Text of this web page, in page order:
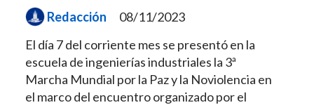
El día 7 del corriente mes se presentó en la
escuela de ingenierías industriales la 3ª
Marcha Mundial por la Paz y la Noviolencia en
el marco del encuentro organizado por el
08/11/2023
Redacción